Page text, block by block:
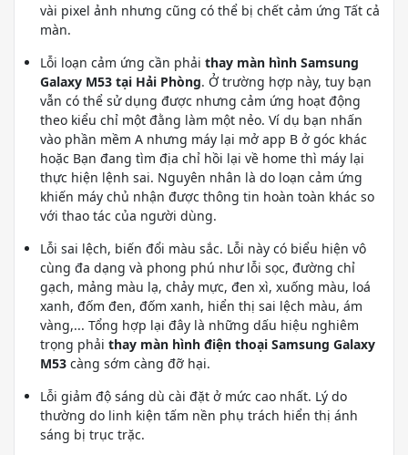
vài pixel ảnh nhưng cũng có thể bị chết cảm ứng Tất cả
màn.
Lỗi loạn cảm ứng cần phải thay màn hình Samsung
Galaxy M53 tại Hải Phòng. Ở trường hợp này, tuy bạn
vẫn có thể sử dụng được nhưng cảm ứng hoạt động
theo kiểu chỉ một đằng làm một nẻo. Ví dụ bạn nhấn
vào phần mềm A nhưng máy lại mở app B ở góc khác
hoặc Bạn đang tìm địa chỉ hồi lại về home thì máy lại
thực hiện lệnh sai. Nguyên nhân là do loạn cảm ứng
khiến máy chủ nhận được thông tin hoàn toàn khác so
với thao tác của người dùng.
Lỗi sai lệch, biến đổi màu sắc. Lỗi này có biểu hiện vô
cùng đa dạng và phong phú như lỗi sọc, đường chỉ
gạch, mảng màu lạ, chảy mực, đen xì, xuống màu, loá
xanh, đốm đen, đốm xanh, hiển thị sai lệch màu, ám
vàng,... Tổng hợp lại đây là những dấu hiệu nghiêm
trọng phải thay màn hình điện thoại Samsung Galaxy
M53 càng sớm càng đỡ hại.
Lỗi giảm độ sáng dù cài đặt ở mức cao nhất. Lý do
thường do linh kiện tấm nền phụ trách hiển thị ánh
sáng bị trục trặc.